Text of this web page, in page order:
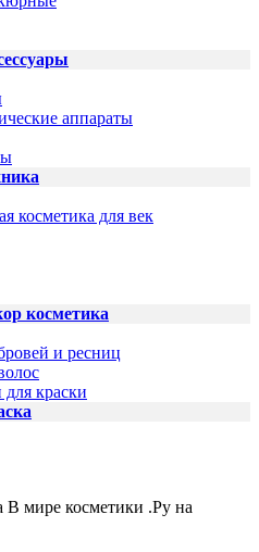
аппараты
косметика для век
косметика
и ресниц
краски